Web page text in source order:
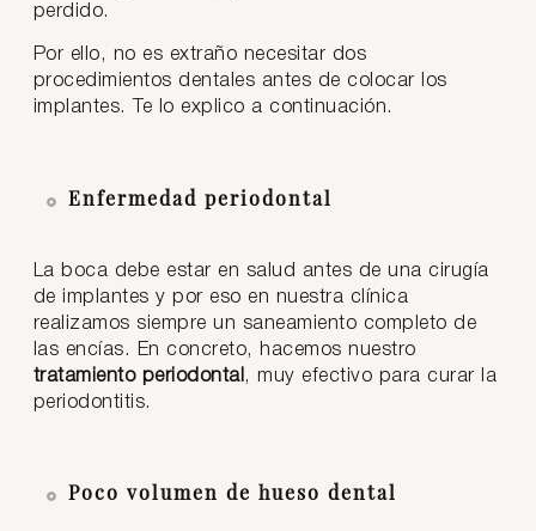
perdido.
Por ello, no es extraño necesitar dos
procedimientos dentales antes de colocar los
implantes. Te lo explico a continuación.
Enfermedad periodontal
La boca debe estar en salud antes de una cirugía
de implantes y por eso en nuestra clínica
realizamos siempre un saneamiento completo de
las encías. En concreto, hacemos nuestro
tratamiento periodontal , muy efectivo para curar la
periodontitis.
Poco volumen de hueso dental